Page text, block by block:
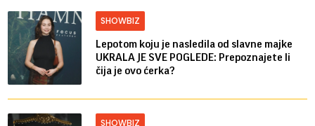
SHOWBIZ
Lepotom koju je nasledila od slavne majke
UKRALA JE SVE POGLEDE: Prepoznajete li
čija je ovo ćerka?
SHOWBIZ